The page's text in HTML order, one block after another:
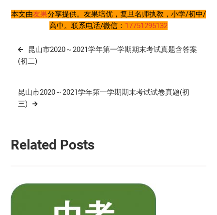
本文由友果分享提供。友果培优，复旦名师执教，小学/初中/
高中。联系电话/微信： 17751295132
文
章
航
昆山市2020～2021学年第一学期期末考试真题含答案
(初二)
昆山市2020～2021学年第一学期期末考试试卷真题(初
三)
Related Posts